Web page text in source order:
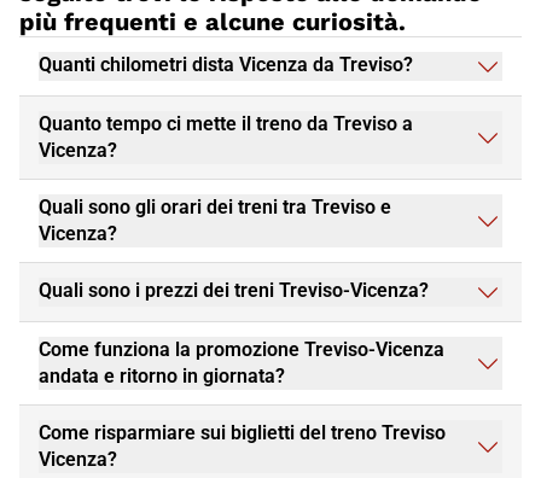
più frequenti e alcune curiosità.
Quanti chilometri dista Vicenza da Treviso?
Quanto tempo ci mette il treno da Treviso a
Vicenza?
Quali sono gli orari dei treni tra Treviso e
Vicenza?
Quali sono i prezzi dei treni Treviso-Vicenza?
Come funziona la promozione Treviso-Vicenza
andata e ritorno in giornata?
Come risparmiare sui biglietti del treno Treviso
Vicenza?